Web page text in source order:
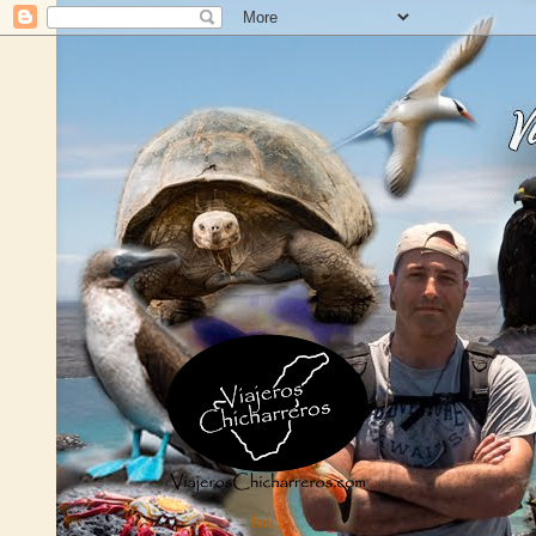
Inicio